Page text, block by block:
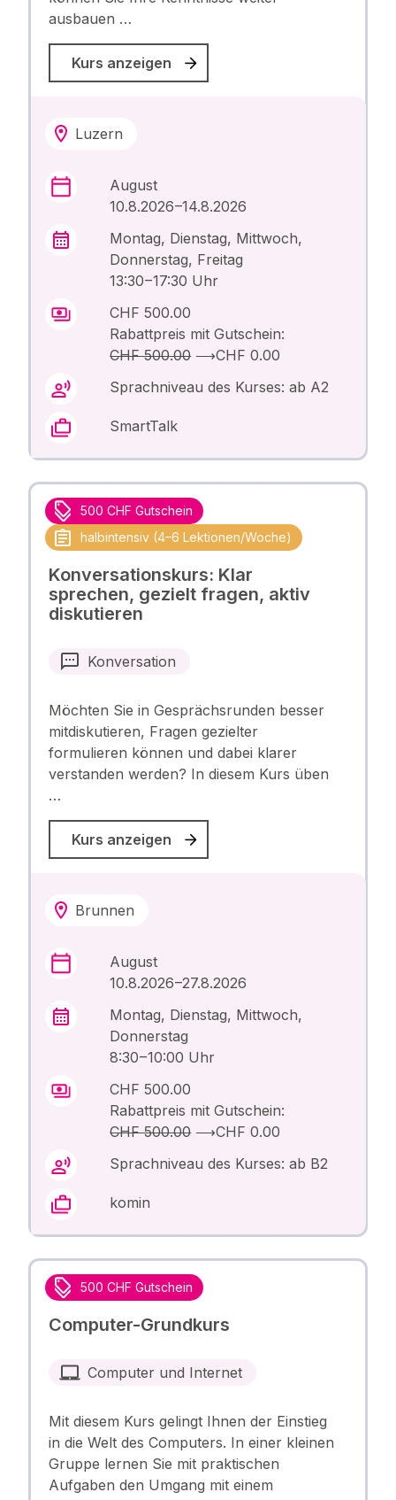
ausbauen …
Kurs anzeigen
Luzern
August
10.8.2026 –14.8.2026
Montag, Dienstag, Mittwoch,
Donnerstag, Freitag
13:30 – 17:30 Uhr
CHF 500.00
Rabattpreis mit Gutschein:
CHF 500.00⟶CHF 0.00
Sprachniveau des Kurses: ab A2
SmartTalk
500 CHF Gutschein
halbintensiv (4–6 Lektionen/Woche)
Konversationskurs: Klar
sprechen, gezielt fragen, aktiv
diskutieren
Konversation
Möchten Sie in Gesprächsrunden besser
mitdiskutieren, Fragen gezielter
formulieren können und dabei klarer
verstanden werden? In diesem Kurs üben
…
Kurs anzeigen
Brunnen
August
10.8.2026 –27.8.2026
Montag, Dienstag, Mittwoch,
Donnerstag
8:30 – 10:00 Uhr
CHF 500.00
Rabattpreis mit Gutschein:
CHF 500.00⟶CHF 0.00
Sprachniveau des Kurses: ab B2
komin
500 CHF Gutschein
Computer-Grundkurs
Computer und Internet
Mit diesem Kurs gelingt Ihnen der Einstieg
in die Welt des Computers. In einer kleinen
Gruppe lernen Sie mit praktischen
Aufgaben den Umgang mit einem